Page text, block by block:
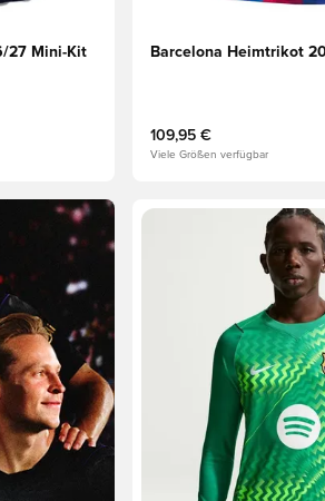
27 Mini-Kit
Barcelona Heimtrikot
109,95 €
Viele Größen verfügbar
Öffnet ein neues